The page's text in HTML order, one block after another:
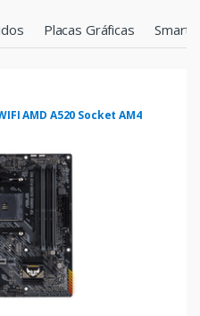
Placas Gráficas
AMD A520 Socket AM4